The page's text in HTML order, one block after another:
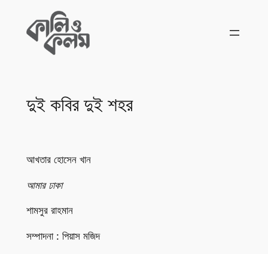
content
দুই কবির দুই শহর
আখতার হোসেন খান
আমার ঢাকা
শামসুর রাহমান
সম্পাদনা : পিয়াস মজিদ